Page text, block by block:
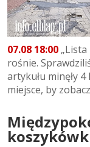
07.08 18:00
rośnie.
artykułu minęły
miejsce, by